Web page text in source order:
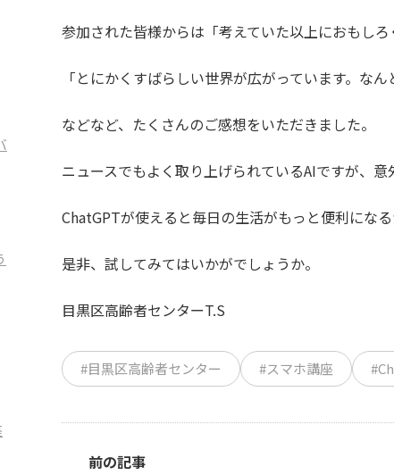
参加された皆様からは「考えていた以上におもしろ
「とにかくすばらしい世界が広がっています。なん
などなど、たくさんのご感想をいただきました。
ニュースでもよく取り上げられているAIですが、意
ChatGPTが使えると毎日の生活がもっと便利になる
是非、試してみてはいかがでしょうか。
目黒区高齢者センターT.S
#目黒区高齢者センター #スマホ講座
前の記事